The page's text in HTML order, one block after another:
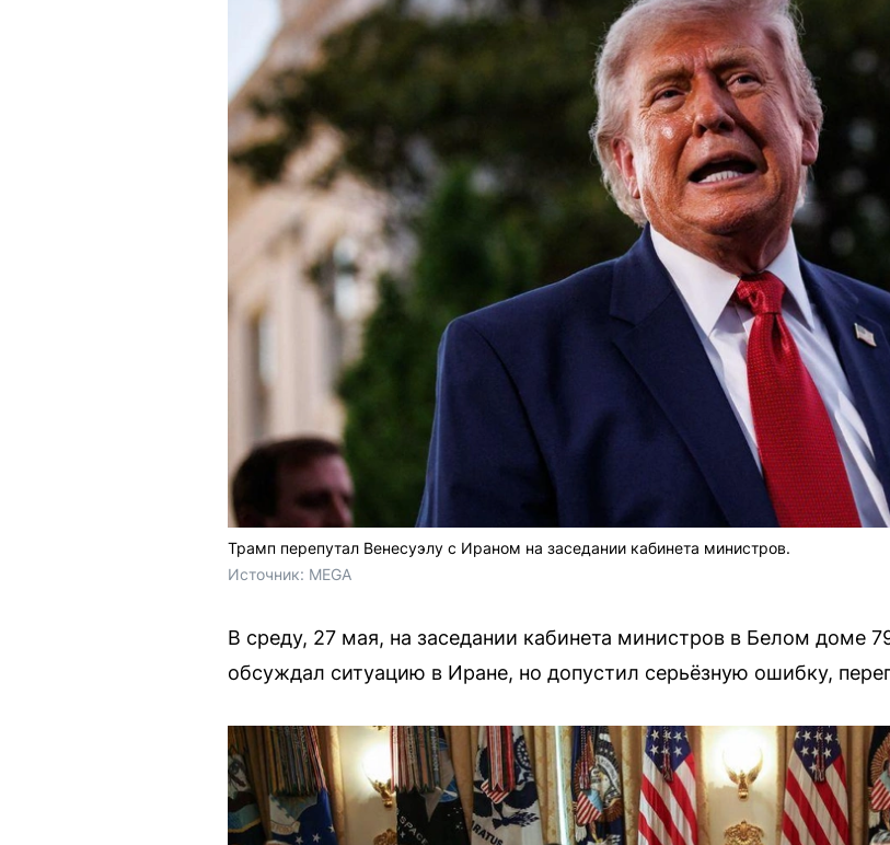
Трамп перепутал Венесуэлу с Ираном на заседании кабинета министров.
Источник: MEGA
В среду, 27 мая, на заседании кабинета министров в Белом доме
обсуждал ситуацию в Иране, но допустил серьёзную ошибку,